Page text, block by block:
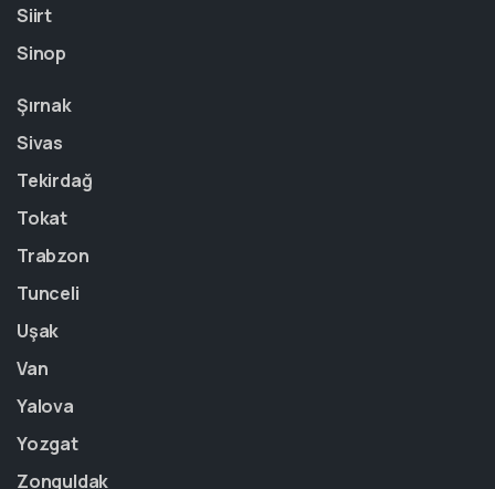
Siirt
Sinop
Şırnak
Sivas
Tekirdağ
Tokat
Trabzon
Tunceli
Uşak
Van
Yalova
Yozgat
Zonguldak